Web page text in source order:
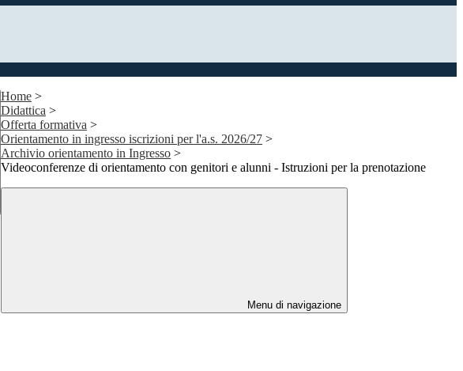
Home >
Didattica >
Offerta formativa >
Orientamento in ingresso iscrizioni per l'a.s. 2026/27 >
Archivio orientamento in Ingresso >
Videoconferenze di orientamento con genitori e alunni - Istruzioni per la prenotazione
Menu di navigazione